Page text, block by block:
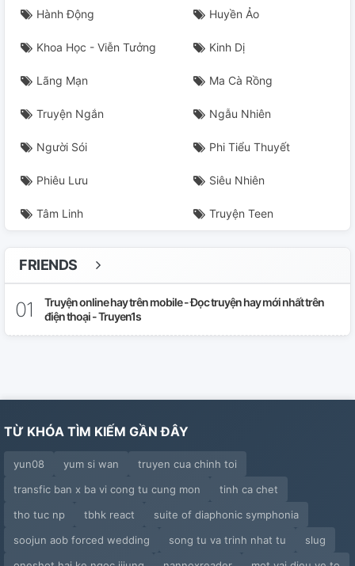
Hành Động Huyền Ảo
Khoa Học - Viễn Tưởng Kinh Dị
Lãng Mạn Ma Cà Rồng
Truyện Ngắn Ngẫu Nhiên
Người Sói Phi Tiểu Thuyết
Phiêu Lưu Siêu Nhiên
Tâm Linh Truyện Teen
FRIENDS
Truyện online hay trên mobile - Đọc truyện hay mới nhất trên
điện thoại - Truyen1s
TỪ KHÓA TÌM KIẾM GẦN ĐÂY
yun08 yum si wan
truyen cua chinh toi
transfic ban x ba vi cong tu cung mon
tinh ca chet
tho tuc np
tbhk react
suite of diaphonic symphonia
soojun aob forced wedding
song tu va trinh nhat tu
slug